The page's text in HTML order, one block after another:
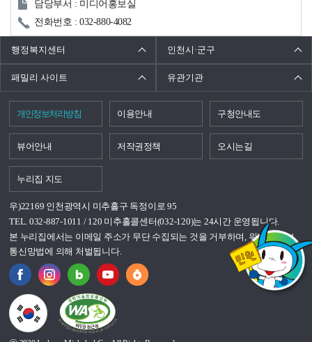
담당부서 : 미디어홍보실
전화번호 : 032-880-4082
행정복지센터 인천시·군구
패밀리 사이트 유관기관
개인정보처리방침 이용안내 구청안내도
뷰어안내 저작권정책 오시는길
누리집 지도
우)22169 인천광역시 미추홀구 독정이로 95
TEL. 032-887-1011 / 120 미추홀콜센터(032-120)는 24시간 운영됩니다.
본 누리집에서는 이메일 주소가 무단 수집되는 것을 거부하며, 위반시 정보
통신망법에 의해 처벌됩니다.
국가상징이란?